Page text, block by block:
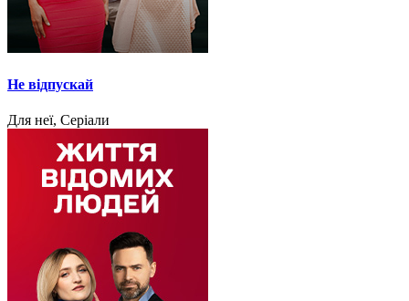
Не відпускай
Для неї, Серіали